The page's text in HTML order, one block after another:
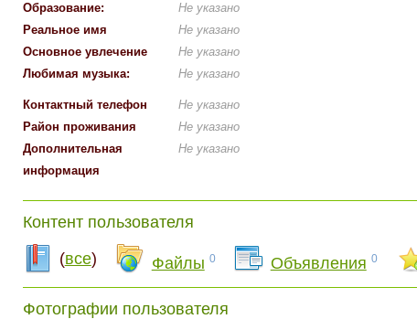
Образование:
Не указано
Реальное имя
Не указано
Основное увлечение
Не указано
Любимая музыка:
Не указано
Контактный телефон
Не указано
Район проживания
Не указано
Дополнительная
информация
Не указано
Контент пользователя
(все) Файлы 0 Объявления 0
Фотографии пользователя